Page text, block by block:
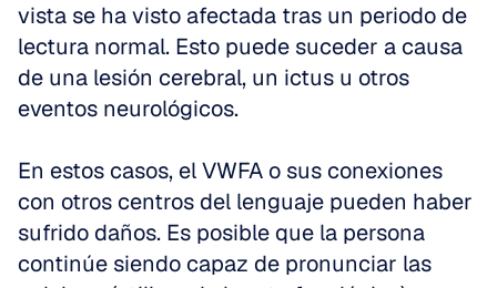
vista se ha visto afectada tras un periodo de
lectura normal. Esto puede suceder a causa
de una lesión cerebral, un ictus u otros
eventos neurológicos.
En estos casos, el VWFA o sus conexiones
con otros centros del lenguaje pueden haber
sufrido daños. Es posible que la persona
continúe siendo capaz de pronunciar las